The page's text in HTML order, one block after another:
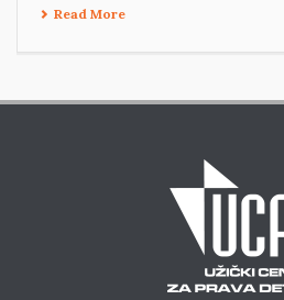
Read More